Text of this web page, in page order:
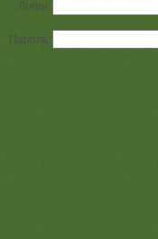
Логин:
Пароль: